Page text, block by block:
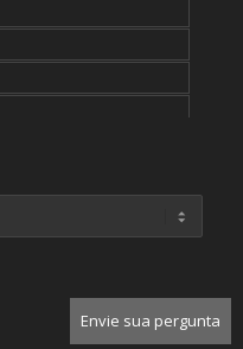
Envie sua pergunta